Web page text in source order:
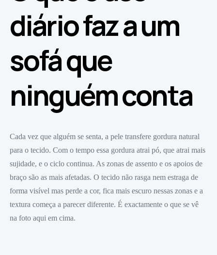
diário faz a um
sofá que
ninguém conta
Cada vez que alguém se senta, a pele transfere gordura natural
para o tecido. Com o tempo essa gordura atrai pó, que atrai mais
sujidade, e o ciclo continua. As zonas de assento e os apoios de
braço são as mais afetadas. O tecido não rasga nem estraga de
forma visível mas perde a cor, fica mais escuro nessas zonas e a
textura começa a parecer diferente. É exactamente o que se vê
na foto aqui em cima.